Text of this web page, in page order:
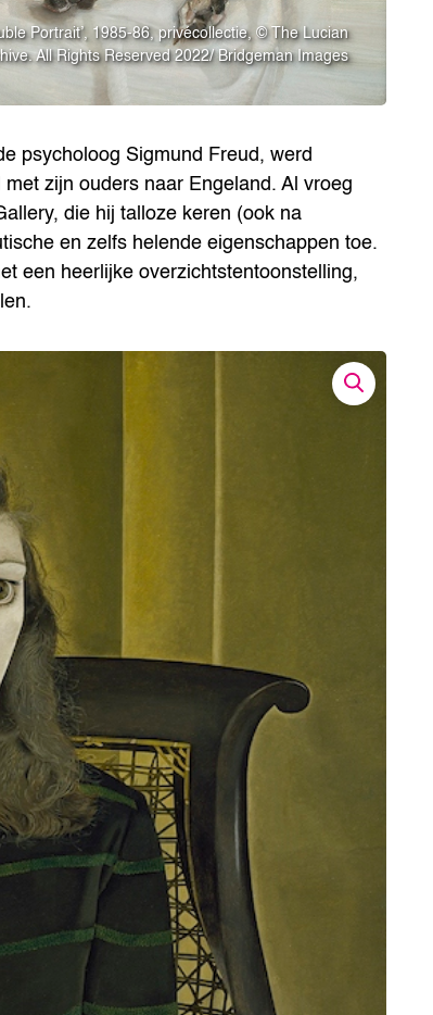
Portrait’, 1985-86, privécollectie, © The Lucian
All Rights Reserved 2022/ Bridgeman Images
psycholoog Sigmund Freud, werd
zijn ouders naar Engeland. Al vroeg
die hij talloze keren (ook na
en zelfs helende eigenschappen toe.
een heerlijke overzichtstentoonstelling,